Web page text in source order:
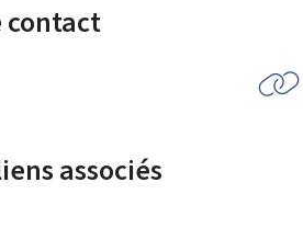
contact
associés